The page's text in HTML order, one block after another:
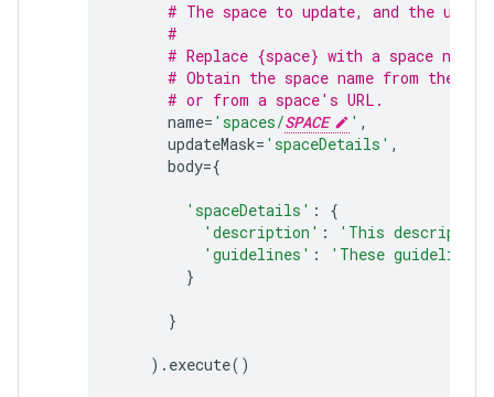
# The space to update, and the
#
# Replace {space} with a space name.
# Obtain the space name from the
# or from a space's URL.
name= 'spaces/SPACE ' ,
updateMask= 'spaceDetails' ,
body={
'spaceDetails' :
{
'description' :
'This description
'guidelines' :
'These guidelines
}
}
) . execute()